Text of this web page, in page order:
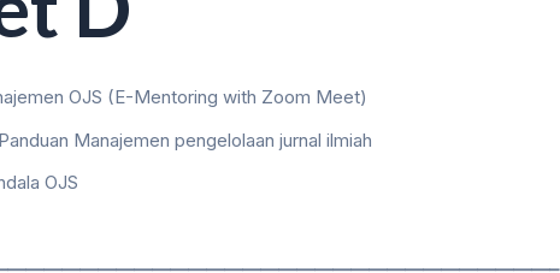
OJS (E-Mentoring with Zoom Meet)
Manajemen pengelolaan jurnal ilmiah
OJS